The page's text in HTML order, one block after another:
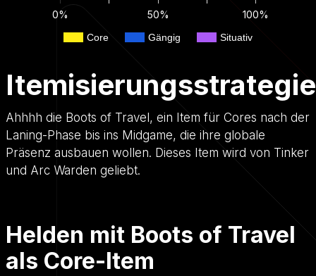
Core Gängig Situativ
0% 50% 100%
Itemisierungsstrategie
Ahhhh die Boots of Travel, ein Item für Cores nach der
Laning-Phase bis ins Midgame, die ihre globale
Präsenz ausbauen wollen. Dieses Item wird von Tinker
und Arc Warden geliebt.
Helden mit Boots of Travel
als Core-Item